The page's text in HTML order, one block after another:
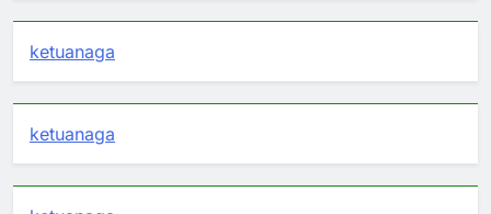
ketuanaga
ketuanaga